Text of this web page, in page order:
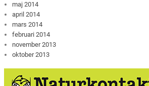
maj 2014
april 2014
mars 2014
februari 2014
november 2013
oktober 2013